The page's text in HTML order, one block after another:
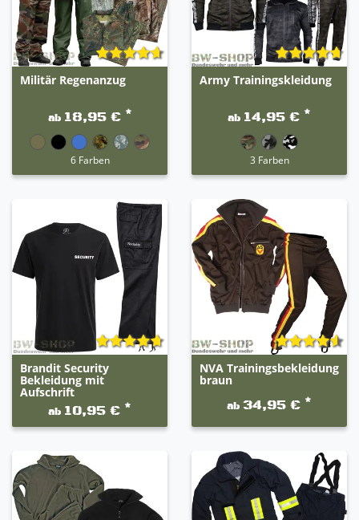
Militär Regenanzug
ab 18,95 € *
6 Farben
Army Trainingskleidung
ab 14,95 € *
3 Farben
Brandit Security
Bekleidung mit
Aufschrift
ab 10,95 € *
NVA Trainingsbekleidung
braun
ab 34,95 € *